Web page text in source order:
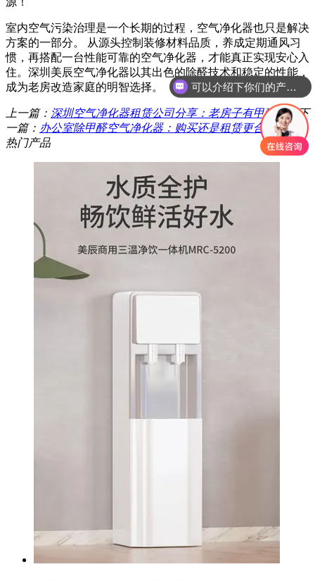
室内空气污染治理是一个长期的过程，空气净化器也只是解决
方案的一部分。 从源头控制装修材料品质，养成定期通风习
惯，再搭配一台性能可靠的空气净化器，才能真正实现安心入
住。深圳美辰空气净化器以其出色的除醛技术和稳定的性能，
成为老房改造家庭的明智选择。
上一篇： 深圳空气净化器租赁公司分享：老房子有甲醛吗？下
一篇： 办公室除甲醛空气净化器：购买还是租赁更合适？
热门产品
可以介绍下你们的产品么？
你们是怎么收费的呢？